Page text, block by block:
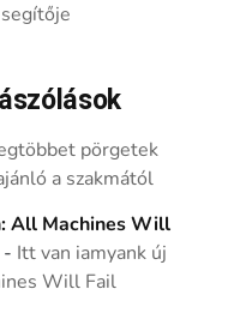
pörgetek
a szakmától
All Machines Will
- Itt van iamyank új
Will Fail